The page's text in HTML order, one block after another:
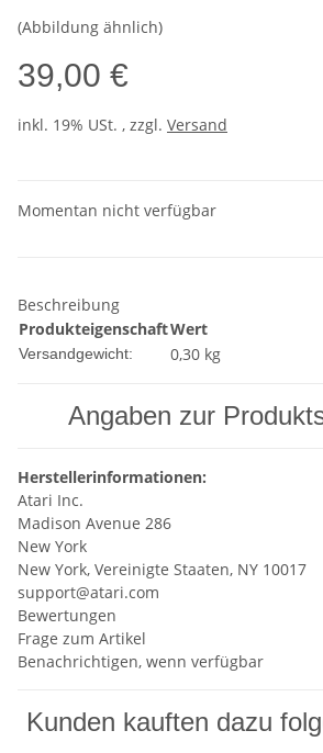
(Abbildung ähnlich)
39,00 €
inkl. 19% USt. , zzgl. Versand
Momentan nicht verfügbar
Beschreibung
ProdukteigenschaftWert
Versandgewicht: 0,30 kg
Angaben zur
Herstellerinformationen:
Atari Inc.
Madison Avenue 286
New York
New York, Vereinigte Staaten, NY 10017
support@atari.com
Bewertungen
Frage zum Artikel
Benachrichtigen, wenn verfügbar
Kunden kauften dazu